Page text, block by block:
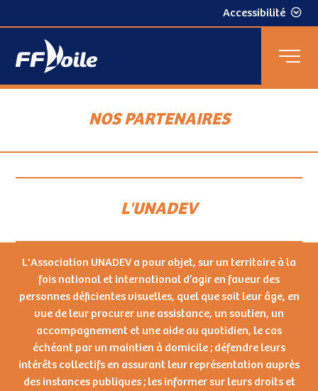
Accessibilité
NOS PARTENAIRES
L'UNADEV
L'Association UNADEV a pour objet, sur un territoire à la
fois national et international d’agir en faveur des
personnes déficientes visuelles, quel que soit leur âge, en
vue de leur procurer une assistance, un soutien, un
accompagnement et une aide au quotidien, le cas
échéant par un maintien à domicile ; défendre leurs
intérêts collectifs en assurant leur représentation auprès
des instances publiques ; les informer sur leurs droits et